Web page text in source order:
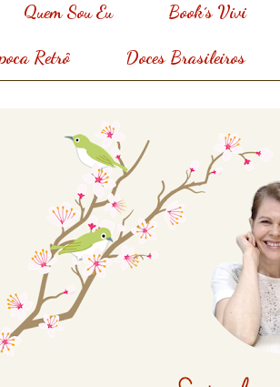
Quem Sou Eu Book´s Vivi
Retrô Doces Brasileiros